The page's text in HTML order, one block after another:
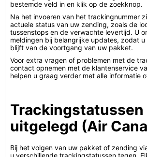
bestemde veld in en klik op de zoekknop.
Na het invoeren van het trackingnummer
actuele status van uw zending, zoals de
tussenstops en de verwachte levertijd. U
meldingen bij belangrijke updates, zodat
blijft van de voortgang van uw pakket.
Voor extra vragen of problemen met de
contact opnemen met de klantenservice
helpen u graag verder met alle informatie
Trackingstatussen
uitgelegd (Air
Bij het volgen van uw pakket of zending
u verschillende trackingstatussen tegen.